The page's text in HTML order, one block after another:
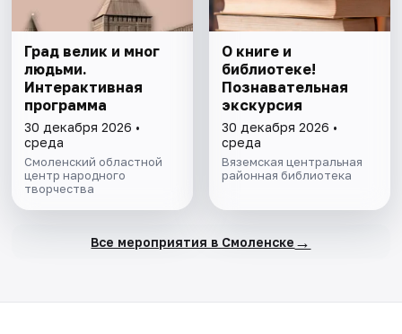
Град велик и мног
людьми.
Интерактивная
программа
30 декабря 2026 •
среда
Смоленский областной
центр народного
творчества
О книге и
библиотеке!
Познавательная
экскурсия
30 декабря 2026 •
среда
Вяземская центральная
районная библиотека
Все мероприятия в Смоленске →